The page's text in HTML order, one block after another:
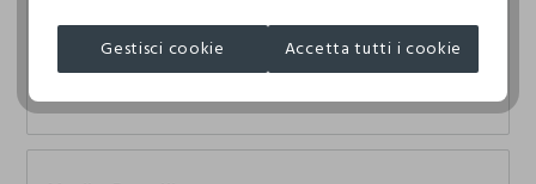
24.12.2025
Gestisci cookie Accetta tutti i cookie